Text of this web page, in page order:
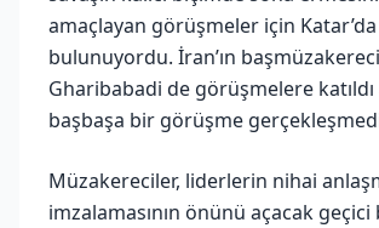
amaçlayan görüşmeler için Katar’da
bulunuyordu. İran’ın
Gharibabadi de görüşmelere
başbaşa bir görüşme
Müzakereciler, liderlerin nihai
imzalamasının önünü açacak